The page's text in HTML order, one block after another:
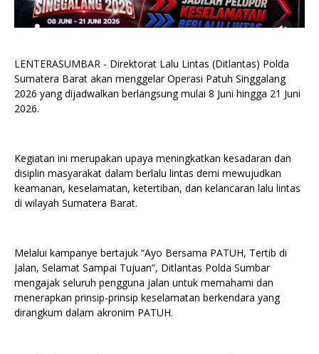
LENTERASUMBAR - Direktorat Lalu Lintas (Ditlantas) Polda
Sumatera Barat akan menggelar Operasi Patuh Singgalang
2026 yang dijadwalkan berlangsung mulai 8 Juni hingga 21 Juni
2026.
Kegiatan ini merupakan upaya meningkatkan kesadaran dan
disiplin masyarakat dalam berlalu lintas demi mewujudkan
keamanan, keselamatan, ketertiban, dan kelancaran lalu lintas
di wilayah Sumatera Barat.
Melalui kampanye bertajuk “Ayo Bersama PATUH, Tertib di
Jalan, Selamat Sampai Tujuan”, Ditlantas Polda Sumbar
mengajak seluruh pengguna jalan untuk memahami dan
menerapkan prinsip-prinsip keselamatan berkendara yang
dirangkum dalam akronim PATUH.